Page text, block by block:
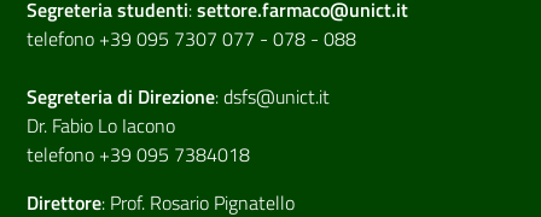
Segreteria studenti:settore.farmaco@unict.it
telefono +39 095 7307 077 - 078 - 088
Segreteria di Direzione:dsfs@unict.it
Dr. Fabio Lo Iacono
telefono +39 095 7384018
Direttore: Prof. Rosario Pignatello